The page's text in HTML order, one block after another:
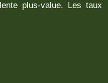
plus-value. Les taux